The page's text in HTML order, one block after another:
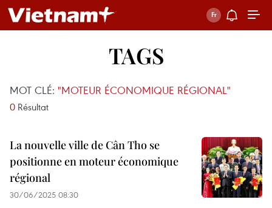
TAGS
MOT CLÉ: "MOTEUR ÉCONOMIQUE RÉGIONAL"
0 Résultat
La nouvelle ville de Cân Tho se
positionne en moteur économique
régional
30/06/2025 08:30